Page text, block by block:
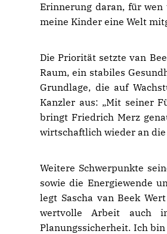
Erinnerung daran, für
meine Kinder eine Welt
Die Priorität setzte van
Raum, ein stabiles
Grundlage, die auf
Kanzler aus: „Mit seiner
bringt Friedrich Merz
wirtschaftlich wieder an die
Weitere Schwerpunkte
sowie die Energiewende
legt Sascha van Beek
wertvolle Arbeit auch
Planungssicherheit. Ich